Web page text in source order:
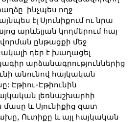
ինչպես ողջ
էլ Սյունիքում ու նրա
արևելյան կողմերում հայ
ընթացքի մեջ
դեր է խաղացել
արձանագրություններից
անունով հայկական
Էթիու-Էթիունին
լեռնաշխարհի
մասը և Սյունիքից զատ
Ուտիքը և այլ հայկական